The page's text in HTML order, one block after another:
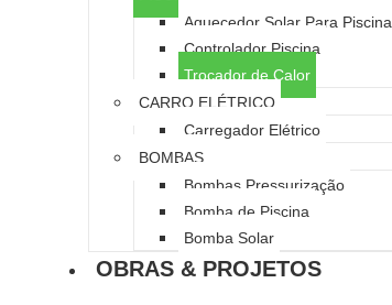
Aquecedor Solar Para Piscina
Controlador Piscina
Trocador de Calor
CARRO ELÉTRICO
Carregador Elétrico
BOMBAS
Bombas Pressurização
Bomba de Piscina
Bomba Solar
OBRAS & PROJETOS